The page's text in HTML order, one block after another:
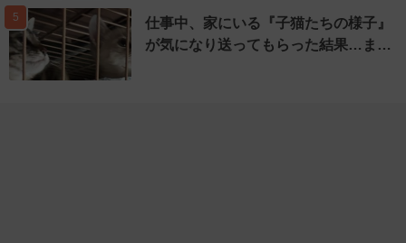
5
仕事中、家にいる『子猫たちの様子』
が気になり送ってもらった結果…ま…